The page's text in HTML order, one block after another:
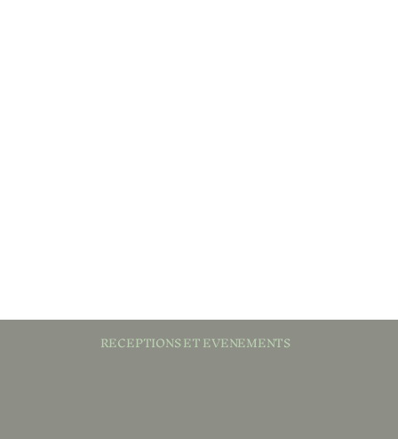
RECEPTIONS ET EVENEMENTS